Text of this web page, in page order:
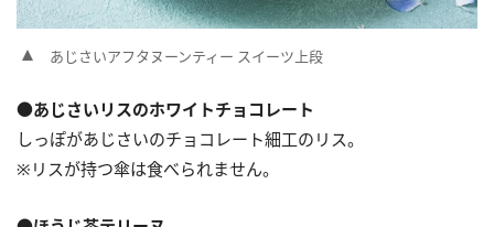
あじさいアフタヌーンティー スイーツ上段
●あじさいリスのホワイトチョコレート
しっぽがあじさいのチョコレート細工のリス。
※リスが持つ傘は食べられません。